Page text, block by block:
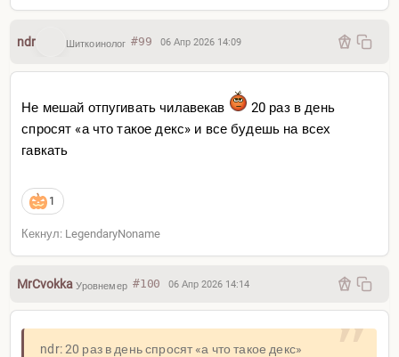
ndr Шиткоинолог #99 06 Апр 2026 14:09
Не мешай отпугивать чилавекав
20 раз в день
спросят «а что такое декс» и все будешь на всех
гавкать
1
Кекнул: LegendaryNoname
MrCvokkaУровнемер #100 06 Апр 2026 14:14
ndr: 20 раз в день спросят «а что такое декс»